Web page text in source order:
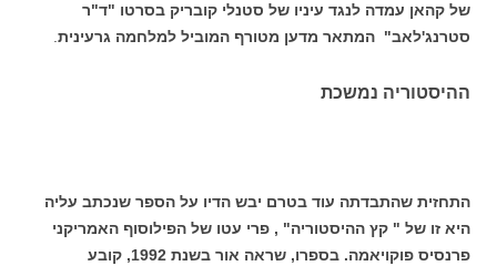
של קהאן עמדה לנגד עיניו של סטנלי קובריק בסרטו "ד"ר
סטרנג'לאב" המתאר מדען מטורף המוביל למלחמה גרעינית.
ההיסטוריה נמשכת
התחזית שהתבדתה עוד בטרם יבש הדיו על הספר שנכתב עליה
היא זו של " קץ ההיסטוריה" , פרי עטו של הפילוסוף האמריקני
פרנסיס פוקויאמה. בספרו, שראה אור בשנת 1992, קובע